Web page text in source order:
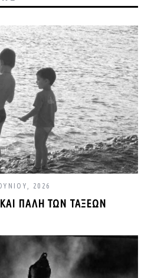
2026
ΠΆΛΗ ΤΩΝ ΤΆΞΕΩΝ